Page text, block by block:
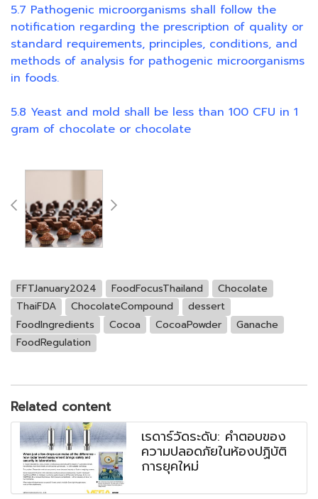
5.7 Pathogenic microorganisms shall follow the
notification regarding the prescription of quality or
standard requirements, principles, conditions, and
methods of analysis for pathogenic microorganisms
in foods.
5.8 Yeast and mold shall be less than 100 CFU in 1
gram of chocolate or chocolate
FFTJanuary2024 FoodFocusThailand
Chocolate
ThaiFDA
ChocolateCompound
dessert
FoodIngredients
Cocoa CocoaPowder
Ganache
FoodRegulation
Related content
เรดาร์วัดระดับ: คำตอบของ
ความปลอดภัยในห้องปฏิบัติ
การยุคใหม่